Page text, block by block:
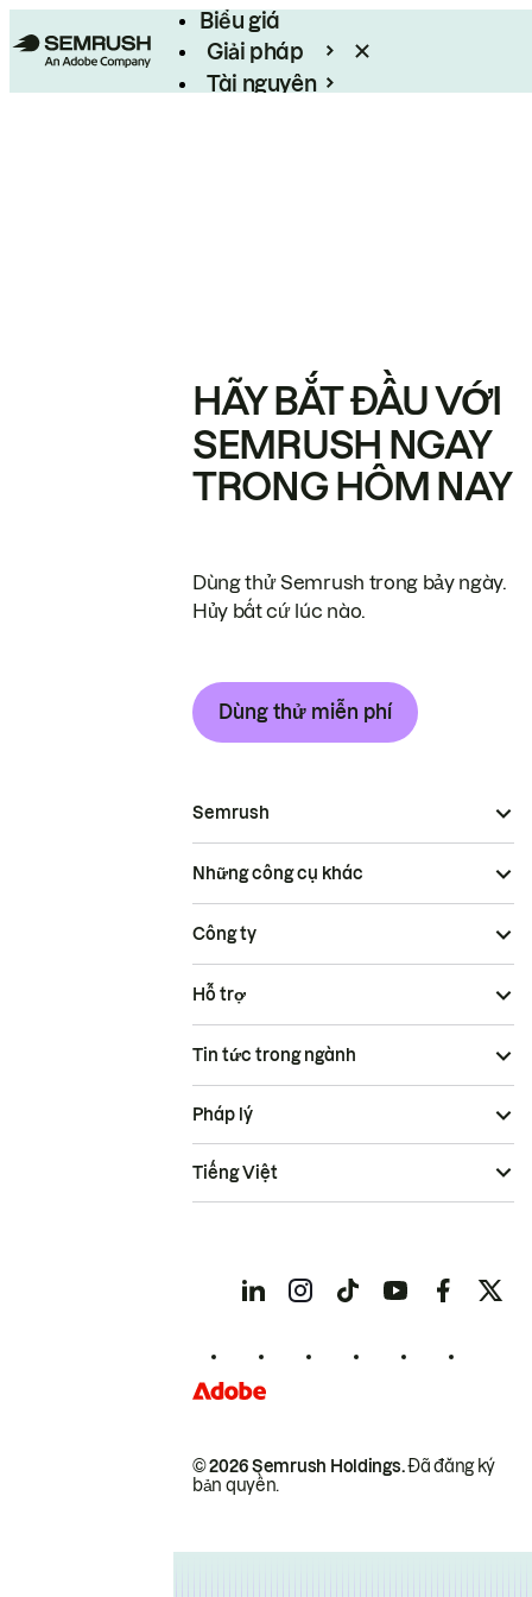
Biểu giá
Giải pháp
Tài nguyên
HÃY BẮT ĐẦU VỚI
SEMRUSH NGAY
TRONG HÔM NAY
Dùng thử Semrush trong bảy ngày.
Hủy bất cứ lúc nào.
Dùng thử miễn phí
Semrush
Những công cụ khác
Công ty
Hỗ trợ
Tin tức trong ngành
© 2026 Semrush Holdings.Đã đăng ký
bản quyền.
Pháp lý
Tiếng Việt